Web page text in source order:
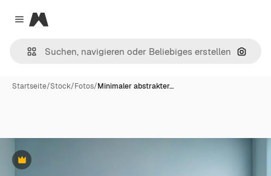
Close menu
Magnific
Nach
Startseite/Stock/Fotos/Minimaler abstrakter…
Premium